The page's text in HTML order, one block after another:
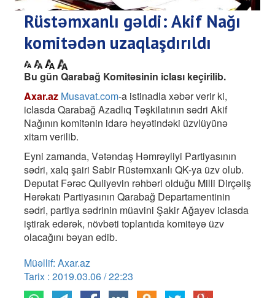
Rüstəmxanlı gəldi: Akif Nağı
komitədən uzaqlaşdırıldı
Bu gün Qarabağ Komitəsinin iclası keçirilib.
Axar.az Musavat.com-a istinadla xəbər verir ki,
iclasda Qarabağ Azadlıq Təşkilatının sədri Akif
Nağının komitənin idarə heyətindəki üzvlüyünə
xitam verilib.
Eyni zamanda, Vətəndaş Həmrəyliyi Partiyasının
sədri, xalq şairi Sabir Rüstəmxanlı QK-ya üzv olub.
Deputat Fərəc Quliyevin rəhbəri olduğu Milli Dirçəliş
Hərəkatı Partiyasının Qarabağ Departamentinin
sədri, partiya sədrinin müavini Şakir Ağayev iclasda
iştirak edərək, növbəti toplantıda komitəyə üzv
olacağını bəyan edib.
Müəllif: Axar.az
Tarix : 2019.03.06 / 22:23